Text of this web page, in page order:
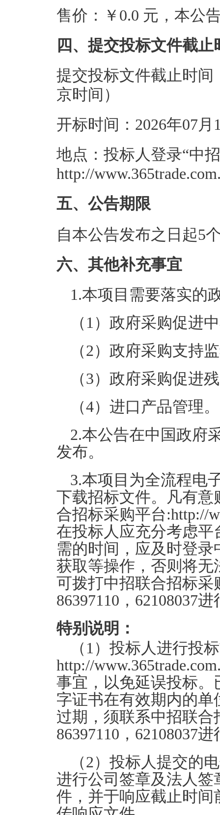
售价：￥0.0 元，本公
四、提交投标文件截
提交投标文件截止时间
京时间）
开标时间：2026年07
地点：投标人登录“中
http://
五、公告期限
自本公告发布之日起5
六、其他补充事宜
1.本项目需要落实的
（1）政府采购促进
（2）政府采购支持
（3）政府采购促进
（4）进口产品管理
2.本公告在中国政府
发布。
3.本项目为全流程电
下载招标文件。凡有
合招标采购平台:http://
在投标人应充分考虑
需的时间，应及时登
获取等操作，否则将
可拨打中招联合招标采
86397110，62108037
特别说明：
（1）投标人进行投
http://
事宜，以免延误投标
字证书在有效期内的
过期，须联系中招联合
86397110，62108037
（2）投标人提交的
进行公司签章及法人
件，并于响应截止时